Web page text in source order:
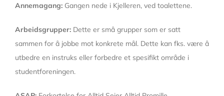
Annemagang: Gangen nede i Kjelleren, ved toalettene.
Arbeidsgrupper: Dette er små grupper som er satt
sammen for å jobbe mot konkrete mål. Dette kan fks. være å
utbedre en instruks eller forbedre et spesifikt område i
studentforeningen.